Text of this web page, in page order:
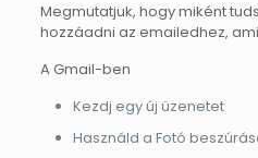
Megmutatjuk, hogy miként
hozzáadni az emailedhez,
A Gmail-ben
Kezdj egy új üzenetet
Használd a Fotó